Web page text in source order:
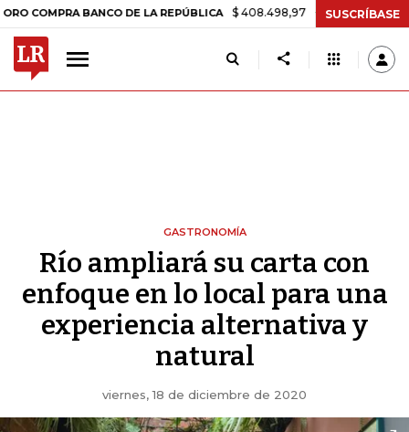
BANCO DE LA REPÚBLICA $ 408.498,97 +$ 8.753,81 +2,19% TASA
SUSCRÍBASE
GASTRONOMÍA
Río ampliará su carta con
enfoque en lo local para una
experiencia alternativa y
natural
viernes, 18 de diciembre de 2020